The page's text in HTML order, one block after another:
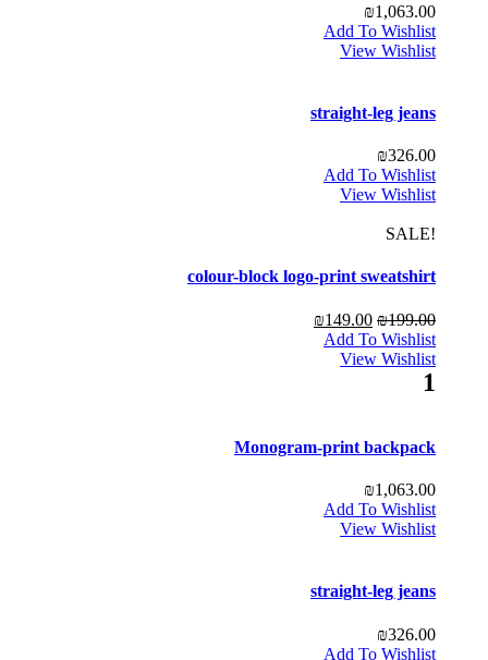
₪1,063.00
Add To Wishlist
View Wishlist
straight-leg jeans
₪326.00
Add To Wishlist
View Wishlist
!SALE
colour-block logo-print sweatshirt
₪199.00
₪149.00
Add To Wishlist
View Wishlist
1
Monogram-print backpack
₪1,063.00
Add To Wishlist
View Wishlist
straight-leg jeans
₪326.00
Add To Wishlist